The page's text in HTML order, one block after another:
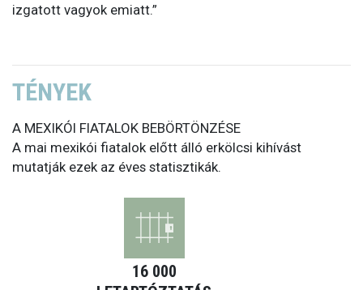
izgatott vagyok emiatt.”
TÉNYEK
A MEXIKÓI FIATALOK BEBÖRTÖNZÉSE
A mai mexikói fiatalok előtt álló erkölcsi kihívást
mutatják ezek az éves statisztikák.
16 000